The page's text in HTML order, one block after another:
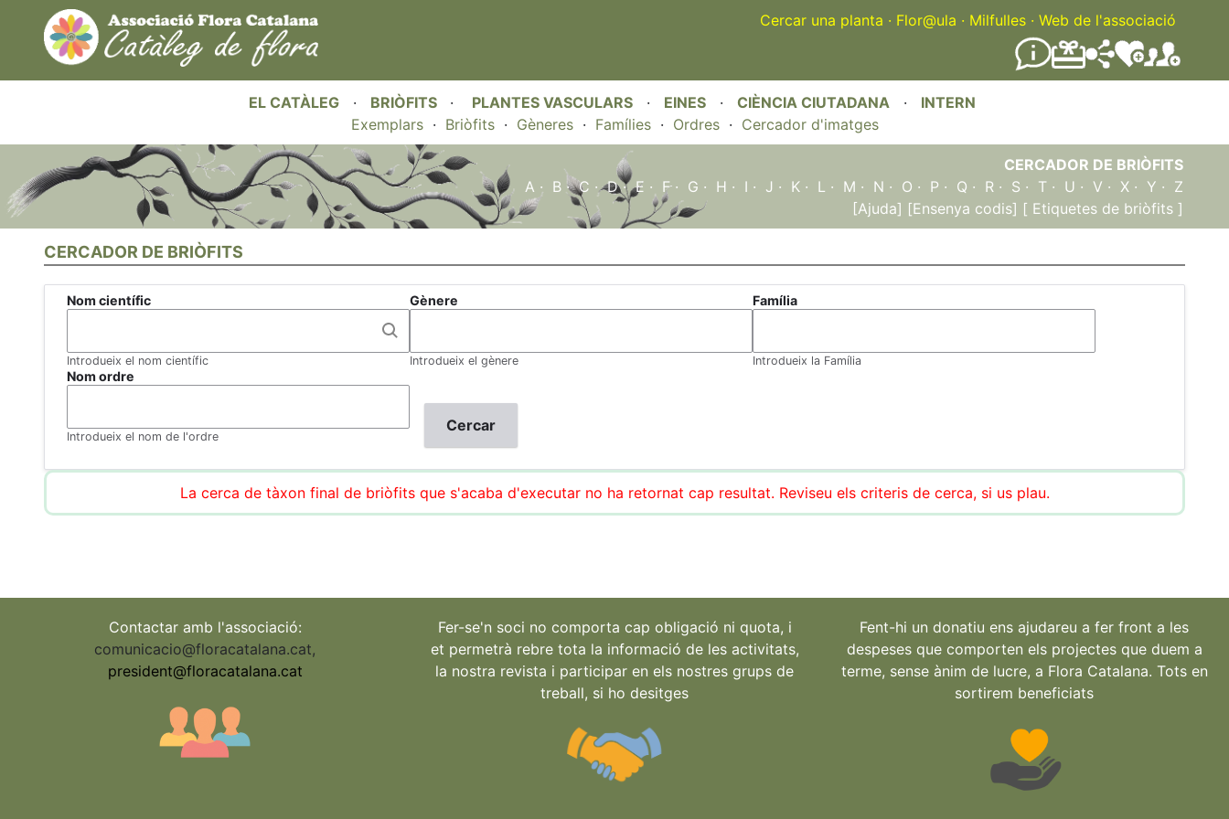
Cercar una planta · Flor@ula · Milfulles · Web de l'associació
EL CATÀLEG · BRIÒFITS · PLANTES VASCULARS · EINES · CIÈNCIA CIUTADANA · INTERN
Exemplars· Briòfits· Gèneres· Famílies· Ordres· Cercador d'imatges
CERCADOR DE BRIÒFITS
A · B ·C ·D·E · F· G · H · I · J · K · L · M · N · O · P · Q · R · S · T · U · V · X · Y · Z
[Ajuda] [Ensenya codis] [ Etiquetes de briòfits ]
CERCADOR DE BRIÒFITS
Nom científic
Introdueix el nom científic
Gènere
Introdueix el gènere
Família
Introdueix la Família
Nom ordre
Introdueix el nom de l'ordre
La cerca de tàxon final de briòfits que s'acaba d'executar no ha retornat cap resultat. Reviseu els criteris de cerca, si us plau.
Contactar amb l'associació:
comunicacio@floracatalana.cat,
president@floracatalana.cat
Fer-se'n soci no comporta cap obligació ni quota, i
et permetrà rebre tota la informació de les activitats,
la nostra revista i participar en els nostres grups de
treball, si ho desitges
Fent-hi un donatiu ens ajudareu a fer front a les
despeses que comporten els projectes que duem a
terme, sense ànim de lucre, a Flora Catalana. Tots en
sortirem beneficiats